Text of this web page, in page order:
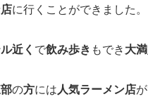
に行くことができました。
近く で飲み歩き もでき大
の方には人気ラーメン店が